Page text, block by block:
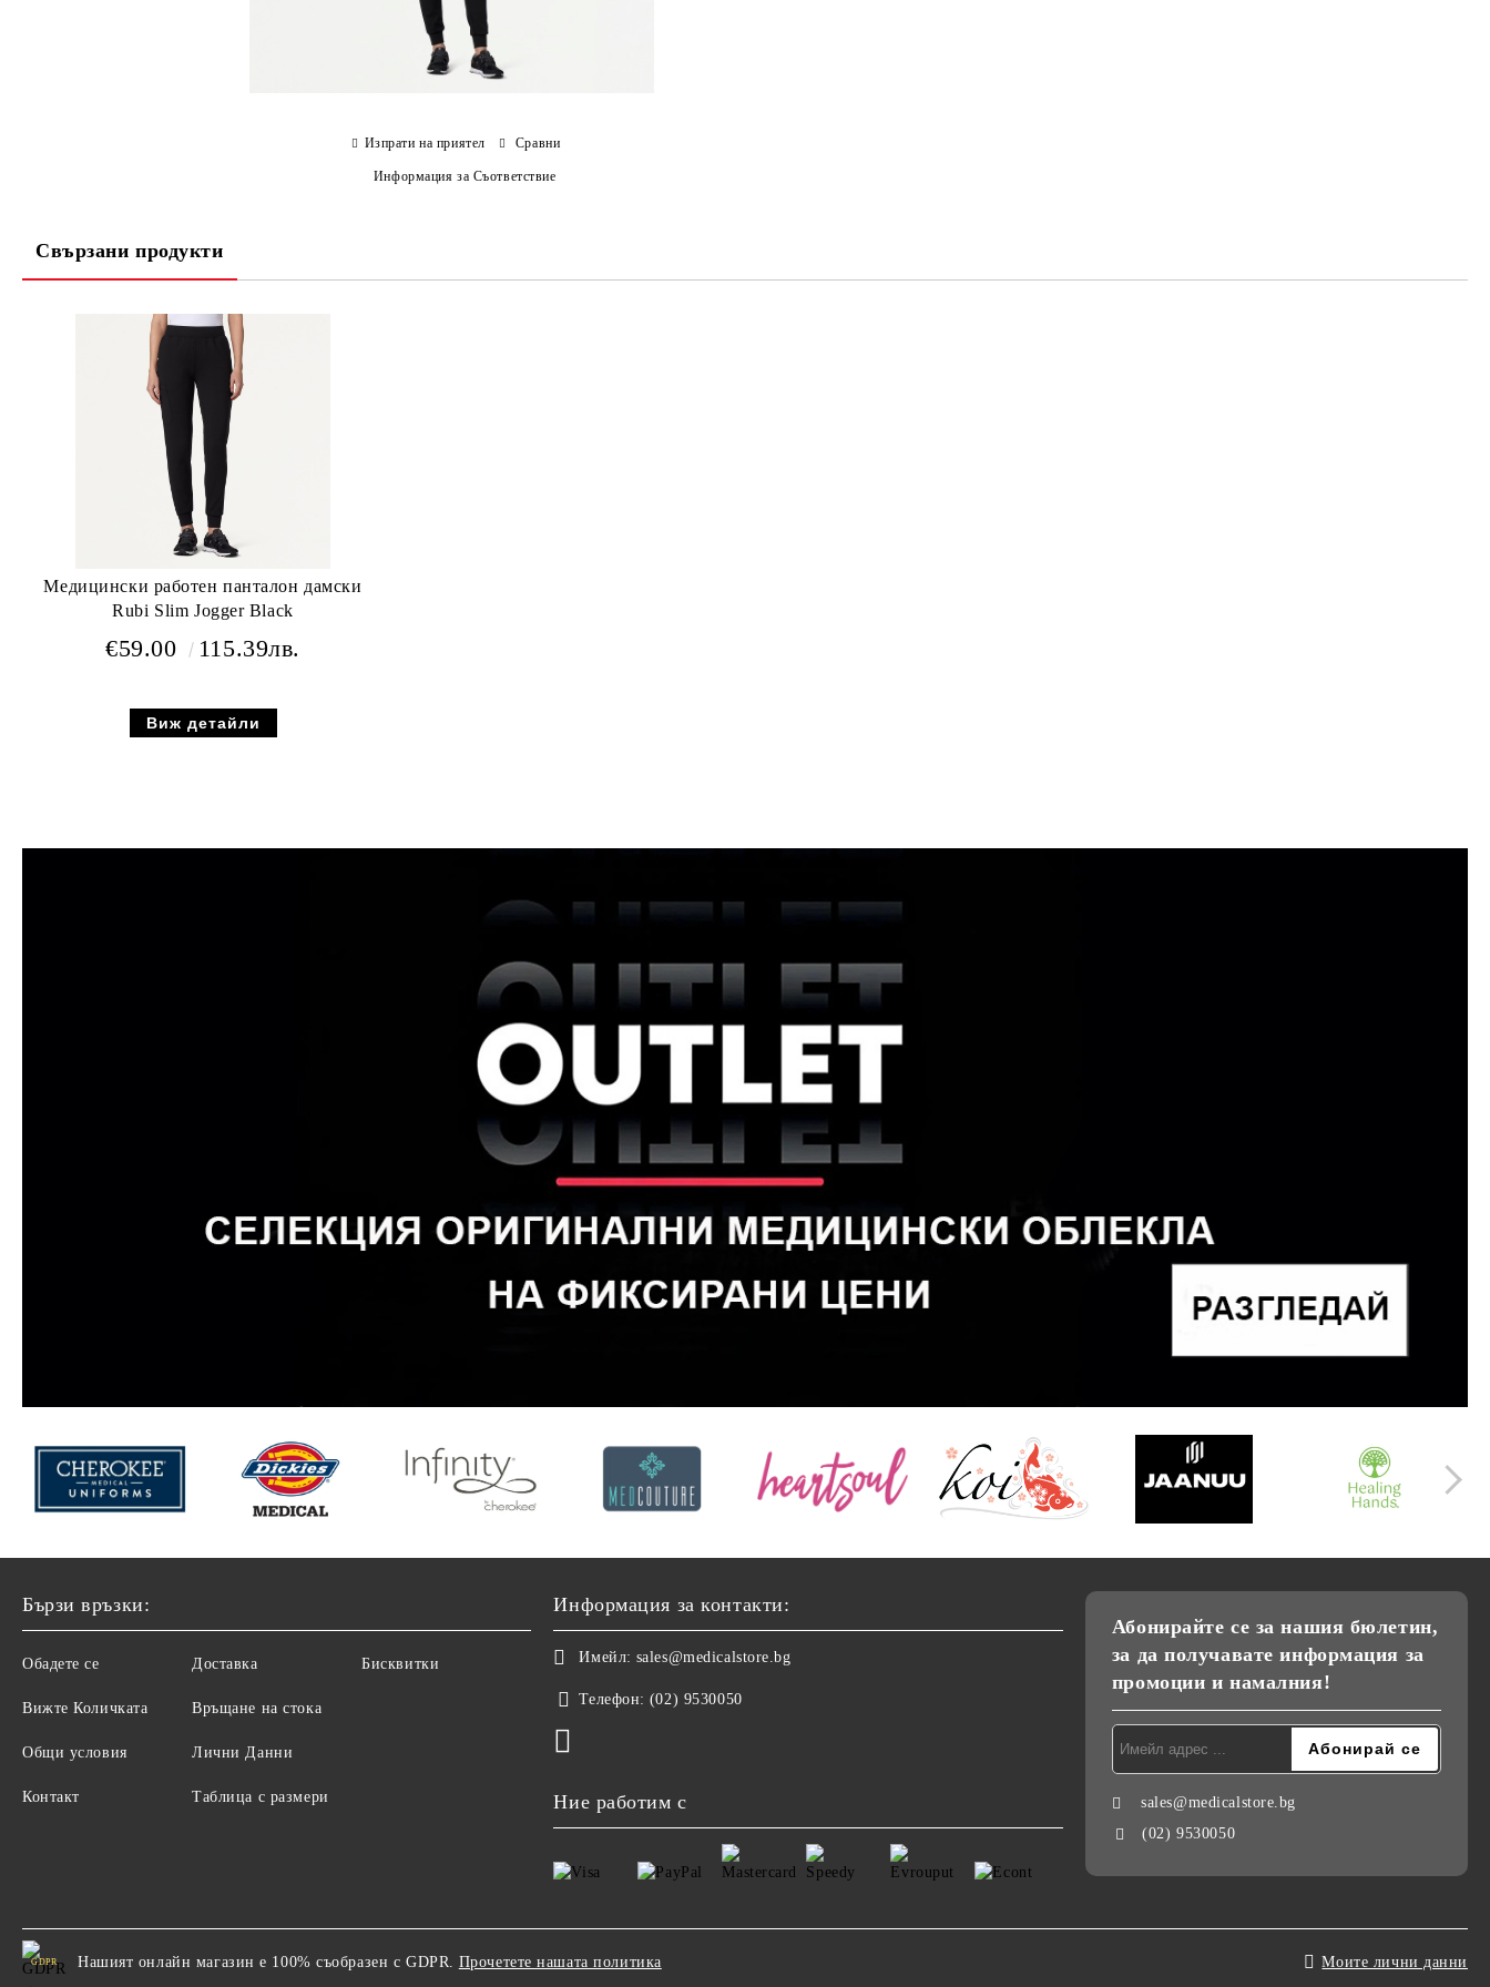
Изпрати на приятел Сравни
Информация за Съответствие
Свързани продукти
Медицински работен панталон дамски
Rubi Slim Jogger Black
€59.00 115.39лв.
Виж детайли
Бързи връзки:
Обадете се
Вижте Количката
Общи условия
Контакт
Доставка
Връщане на стока
Лични Данни
Таблица с размери
Бисквитки
Информация за контакти:
Имейл: sales@medicalstore.bg
Телефон: (02) 9530050
Ние работим с
Абонирайте се за нашия бюлетин,
за да получавате информация за
промоции и намалния!
sales@medicalstore.bg
(02) 9530050
GDPR Нашият онлайн магазин е 100% съобразен с GDPR. Прочетете нашата политика Моите лични данни